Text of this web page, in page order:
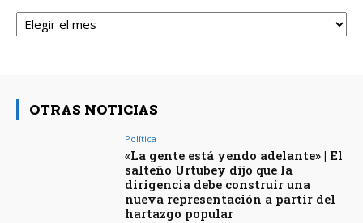
Archivos
OTRAS NOTICIAS
Política
«La gente está yendo adelante» | El
salteño Urtubey dijo que la
dirigencia debe construir una
nueva representación a partir del
hartazgo popular